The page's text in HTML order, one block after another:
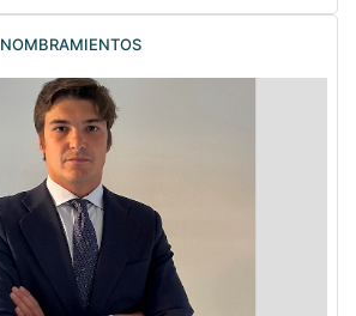
NOMBRAMIENTOS